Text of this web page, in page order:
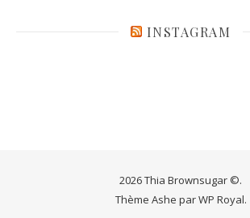
INSTAGRAM
2026 Thia Brownsugar ©.
Thème Ashe parWP Royal.